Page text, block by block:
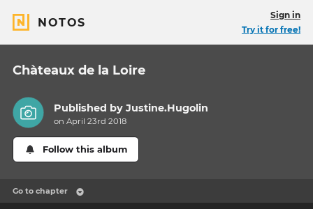
NOTOS
Sign in
Try it for free!
Chàteaux de la Loire
Published byJustine.Hugolin
on April 23rd 2018
Follow this album
Go to chapter